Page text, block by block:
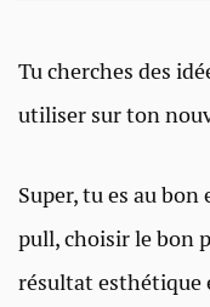
Tu cherches des
utiliser sur ton
Super, tu es au
pull, choisir le bon
résultat esthétique